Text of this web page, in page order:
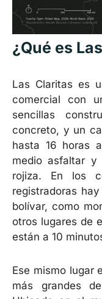
¿Qué es
Las Claritas es
comercial con
sencillas
concreto, y un
hasta 16 horas
medio asfaltar y
rojiza. En los
registradoras
bolívar, como
otros lugares de
están a 10
Ese mismo lugar
más grandes